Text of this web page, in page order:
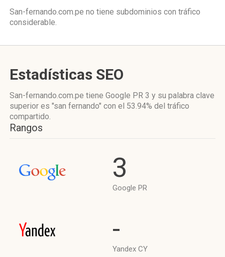
San-fernando.com.pe no tiene subdominios con tráfico
considerable.
Estadísticas SEO
San-fernando.com.pe tiene Google PR 3 y su palabra clave
superior es "san fernando" con el 53.94% del tráfico
compartido.
Rangos
3
Google PR
-
Yandex CY